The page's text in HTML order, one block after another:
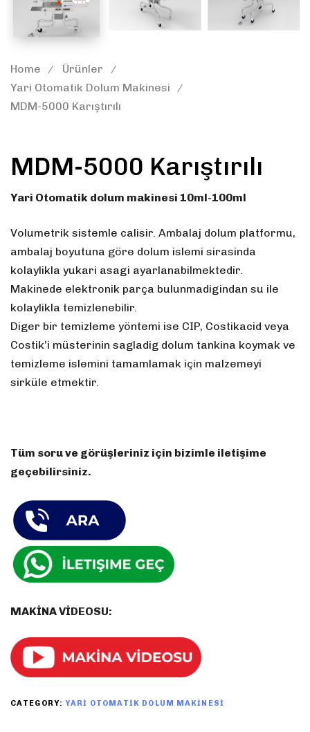
Home
Ürünler
Yari Otomatik Dolum Makinesi
MDM-5000 Karıştırılı
MDM-5000 Karıştırılı
Yari Otomatik dolum makinesi 10ml-100ml
Volumetrik sistemle calisir. Ambalaj dolum platformu,
ambalaj boyutuna göre dolum islemi sirasinda
kolaylikla yukari asagi ayarlanabilmektedir.
Makinede elektronik parça bulunmadigindan su ile
kolaylikla temizlenebilir.
Diger bir temizleme yöntemi ise CIP, Costikacid veya
Costik’i müsterinin sagladig dolum tankina koymak ve
temizleme islemini tamamlamak için malzemeyi
sirküle etmektir.
Tüm soru ve görüşleriniz için bizimle iletişime
geçebilirsiniz.
MAKİNA VİDEOSU:
CATEGORY: YARI OTOMATIK DOLUM MAKINESI